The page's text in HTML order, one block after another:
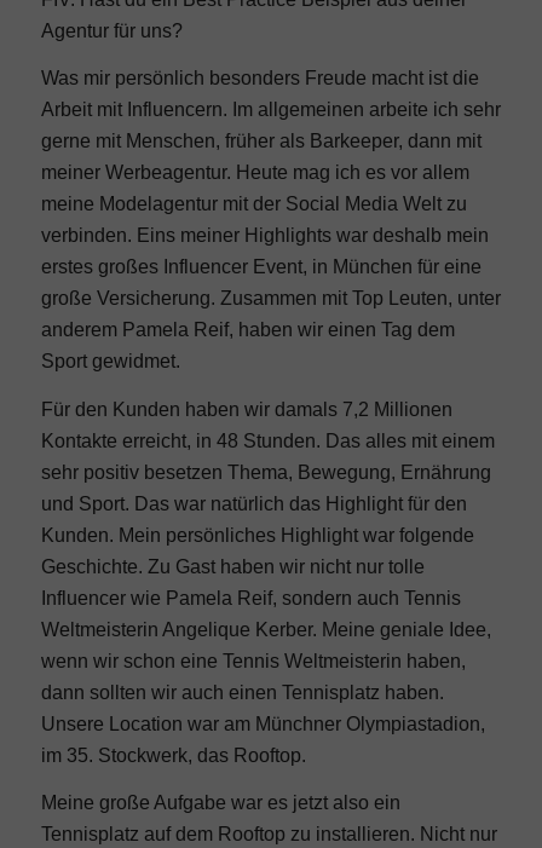
Agentur für uns?
Was mir persönlich besonders Freude macht ist die
Arbeit mit Influencern. Im allgemeinen arbeite ich sehr
gerne mit Menschen, früher als Barkeeper, dann mit
meiner Werbeagentur. Heute mag ich es vor allem
meine Modelagentur mit der Social Media Welt zu
verbinden. Eins meiner Highlights war deshalb mein
erstes großes Influencer Event, in München für eine
große Versicherung. Zusammen mit Top Leuten, unter
anderem Pamela Reif, haben wir einen Tag dem
Sport gewidmet.
Für den Kunden haben wir damals 7,2 Millionen
Kontakte erreicht, in 48 Stunden. Das alles mit einem
sehr positiv besetzen Thema, Bewegung, Ernährung
und Sport. Das war natürlich das Highlight für den
Kunden. Mein persönliches Highlight war folgende
Geschichte. Zu Gast haben wir nicht nur tolle
Influencer wie Pamela Reif, sondern auch Tennis
Weltmeisterin Angelique Kerber. Meine geniale Idee,
wenn wir schon eine Tennis Weltmeisterin haben,
dann sollten wir auch einen Tennisplatz haben.
Unsere Location war am Münchner Olympiastadion,
im 35. Stockwerk, das Rooftop.
Meine große Aufgabe war es jetzt also ein
Tennisplatz auf dem Rooftop zu installieren. Nicht nur